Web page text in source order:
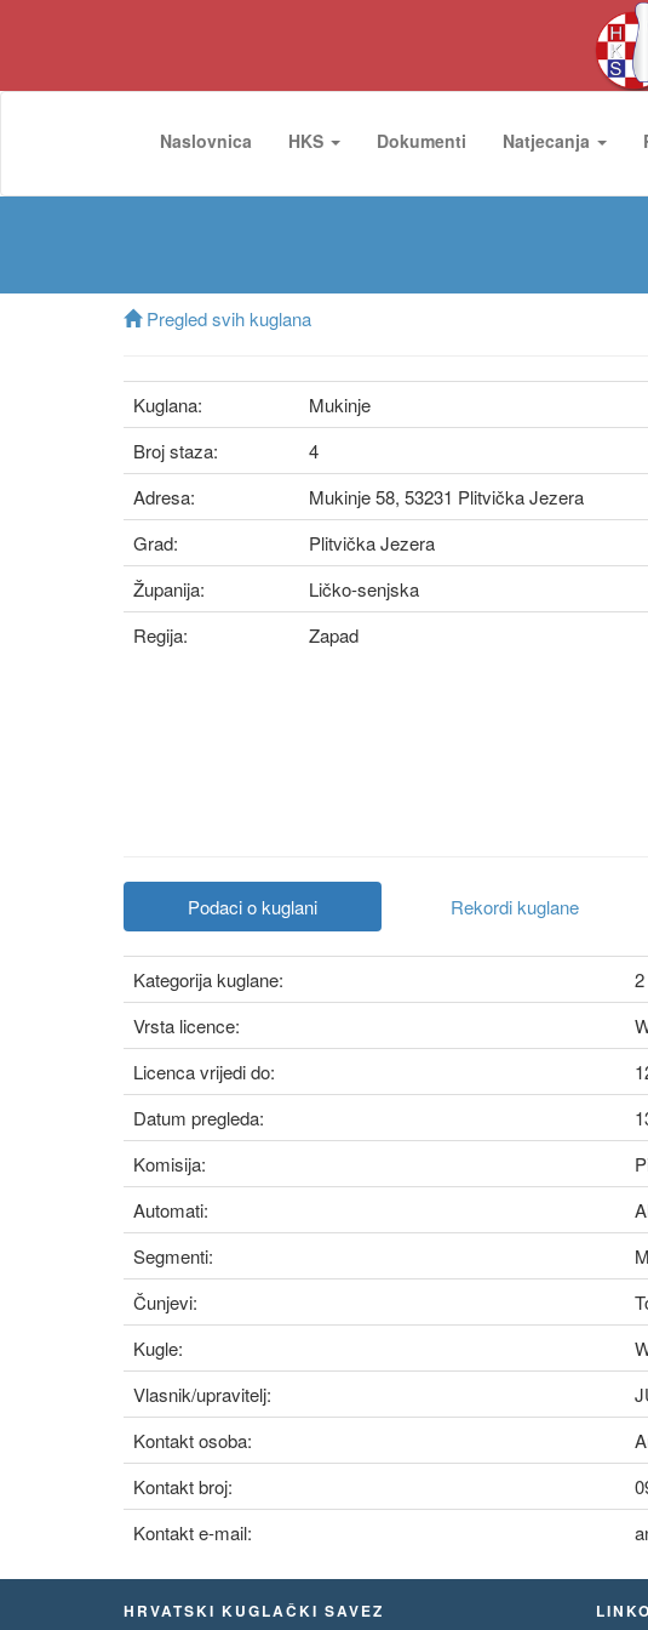
Naslovnica HKS Dokumenti Natjecanja
Pregled svih kuglana
Kuglana:
Mukinje
Broj staza:
4
Adresa:
Mukinje 58, 53231 Plitvička Jezera
Grad:
Plitvička Jezera
Županija:
Ličko-senjska
Regija:
Zapad
Podaci o kuglani Rekordi kuglane
Kategorija kuglane:
2
Vrsta licence:
Licenca vrijedi do:
Datum pregleda:
Komisija:
Automati:
Segmenti:
Čunjevi:
Kugle:
Vlasnik/upravitelj:
Kontakt osoba:
Kontakt broj:
Kontakt e-mail:
HRVATSKI KUGLAČKI SAVEZ